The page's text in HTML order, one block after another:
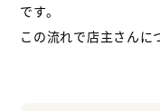
です。
この流れで店主さんに